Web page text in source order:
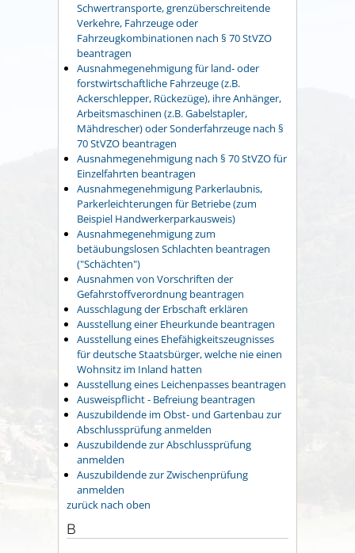
Schwertransporte, grenzüberschreitende
Verkehre, Fahrzeuge oder
Fahrzeugkombinationen nach § 70 StVZO
beantragen
Ausnahmegenehmigung für land- oder
forstwirtschaftliche Fahrzeuge (z.B.
Ackerschlepper, Rückezüge), ihre Anhänger,
Arbeitsmaschinen (z.B. Gabelstapler,
Mähdrescher) oder Sonderfahrzeuge nach §
70 StVZO beantragen
Ausnahmegenehmigung nach § 70 StVZO für
Einzelfahrten beantragen
Ausnahmegenehmigung Parkerlaubnis,
Parkerleichterungen für Betriebe (zum
Beispiel Handwerkerparkausweis)
Ausnahmegenehmigung zum
betäubungslosen Schlachten beantragen
("Schächten")
Ausnahmen von Vorschriften der
Gefahrstoffverordnung beantragen
Ausschlagung der Erbschaft erklären
Ausstellung einer Eheurkunde beantragen
Ausstellung eines Ehefähigkeitszeugnisses
für deutsche Staatsbürger, welche nie einen
Wohnsitz im Inland hatten
Ausstellung eines Leichenpasses beantragen
Ausweispflicht - Befreiung beantragen
Auszubildende im Obst- und Gartenbau zur
Abschlussprüfung anmelden
Auszubildende zur Abschlussprüfung
anmelden
Auszubildende zur Zwischenprüfung
anmelden
zurück nach oben
B